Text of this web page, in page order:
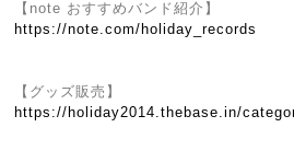
【note おすすめバンド紹介】
https://note.com/holiday_records
【グッズ販売】
https://holiday2014.thebase.in/